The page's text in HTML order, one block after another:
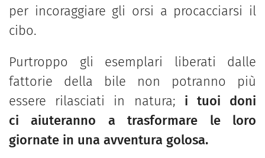
per incoraggiare gli orsi a procacciarsi il
cibo.
Purtroppo gli esemplari liberati dalle
fattorie della bile non potranno più
essere rilasciati in natura; i tuoi doni
ci aiuteranno a trasformare le loro
giornate in una avventura golosa.